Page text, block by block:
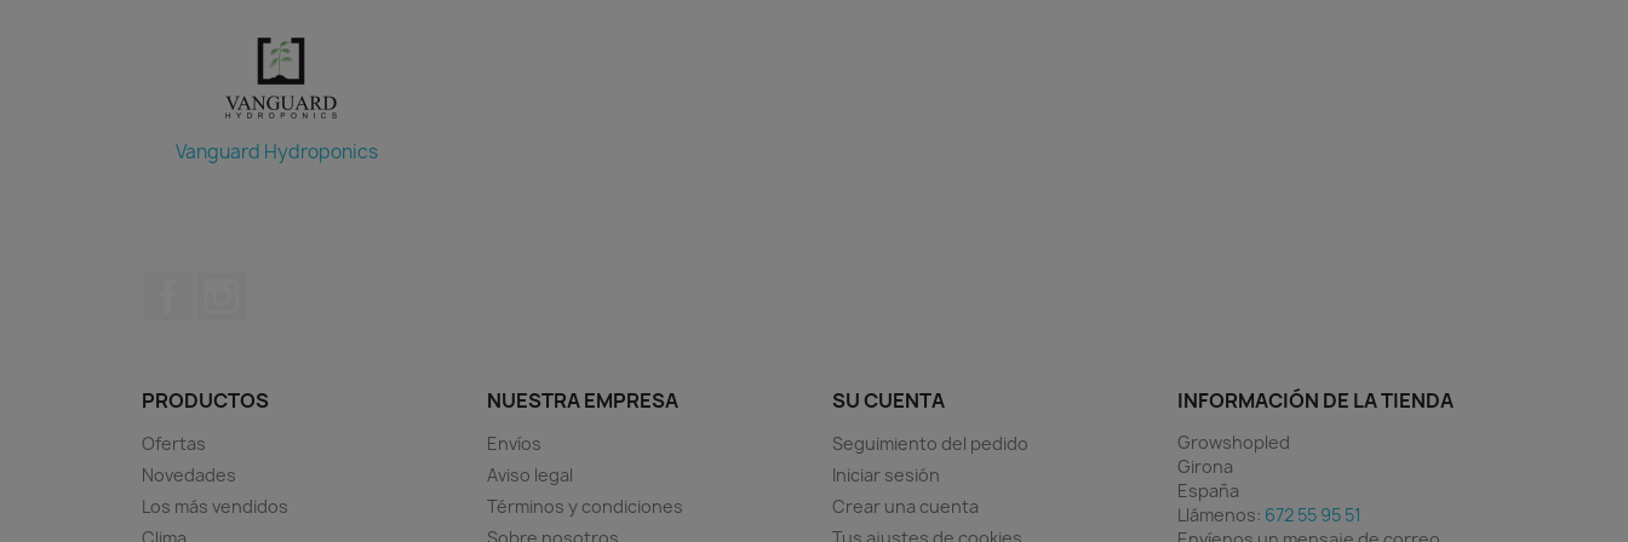
Vanguard Hydroponics
PRODUCTOS
Ofertas
Novedades
Los más vendidos
NUESTRA EMPRESA
Envíos
Aviso legal
Términos y condiciones
SU CUENTA
Seguimiento del pedido
Iniciar sesión
Crear una cuenta
INFORMACIÓN DE LA TIENDA
Growshopled
Girona
España
Llámenos: 672 55 95 51